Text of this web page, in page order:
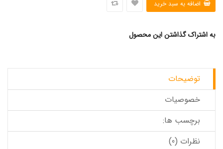
به اشتراک گذاشتن این محصول
توضیحات
خصوصیات
برچسب ها:
نظرات (0)